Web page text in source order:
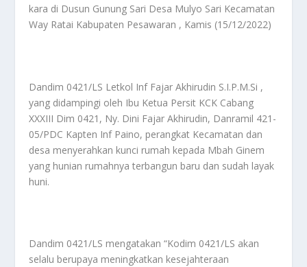
kara di Dusun Gunung Sari Desa Mulyo Sari Kecamatan
Way Ratai Kabupaten Pesawaran , Kamis (15/12/2022)
Dandim 0421/LS Letkol Inf Fajar Akhirudin S.I.P.M.Si ,
yang didampingi oleh Ibu Ketua Persit KCK Cabang
XXXIII Dim 0421, Ny. Dini Fajar Akhirudin, Danramil 421-
05/PDC Kapten Inf Paino, perangkat Kecamatan dan
desa menyerahkan kunci rumah kepada Mbah Ginem
yang hunian rumahnya terbangun baru dan sudah layak
huni.
Dandim 0421/LS mengatakan “Kodim 0421/LS akan
selalu berupaya meningkatkan kesejahteraan